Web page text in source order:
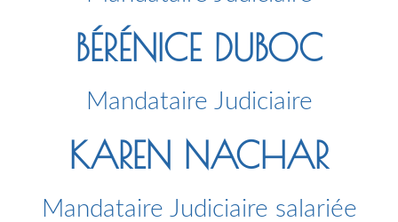
BÉRÉNICE DUBOC
Mandataire Judiciaire
KAREN NACHAR
Mandataire Judiciaire salariée